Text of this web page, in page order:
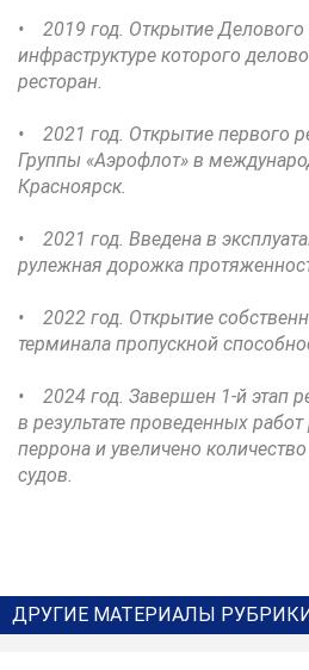
• 2019 год. Открытие Делового
инфраструктуре которого
ресторан.
• 2021 год. Открытие первого
Группы «Аэрофлот» в
Красноярск.
• 2021 год. Введена в
рулежная дорожка
• 2022 год. Открытие
терминала пропускной
• 2024 год. Завершен 1-й этап
в результате проведенных
перрона и увеличено
судов.
ДРУГИЕ МАТЕРИАЛЫ